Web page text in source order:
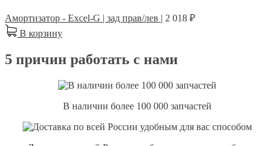
Амортизатор - Excel-G | зад прав/лев | 2 018 ₽
В корзину
5 причин работать с нами
В наличии более 100 000 запчастей